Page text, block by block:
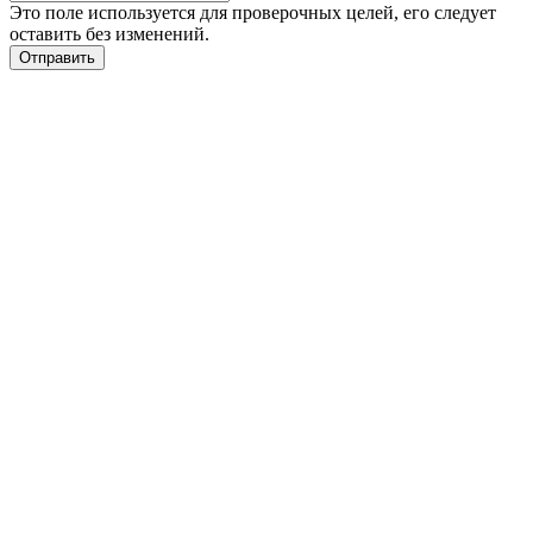
Это поле используется для проверочных целей, его следует
оставить без изменений.